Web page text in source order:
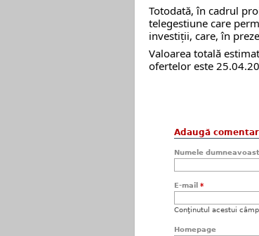
Totodată, în cadrul
telegestiune care
investiții, care, în
Valoarea totală
ofertelor este
Adaugă
Numele
E-mail *
Conţinutul acestui
Homepage